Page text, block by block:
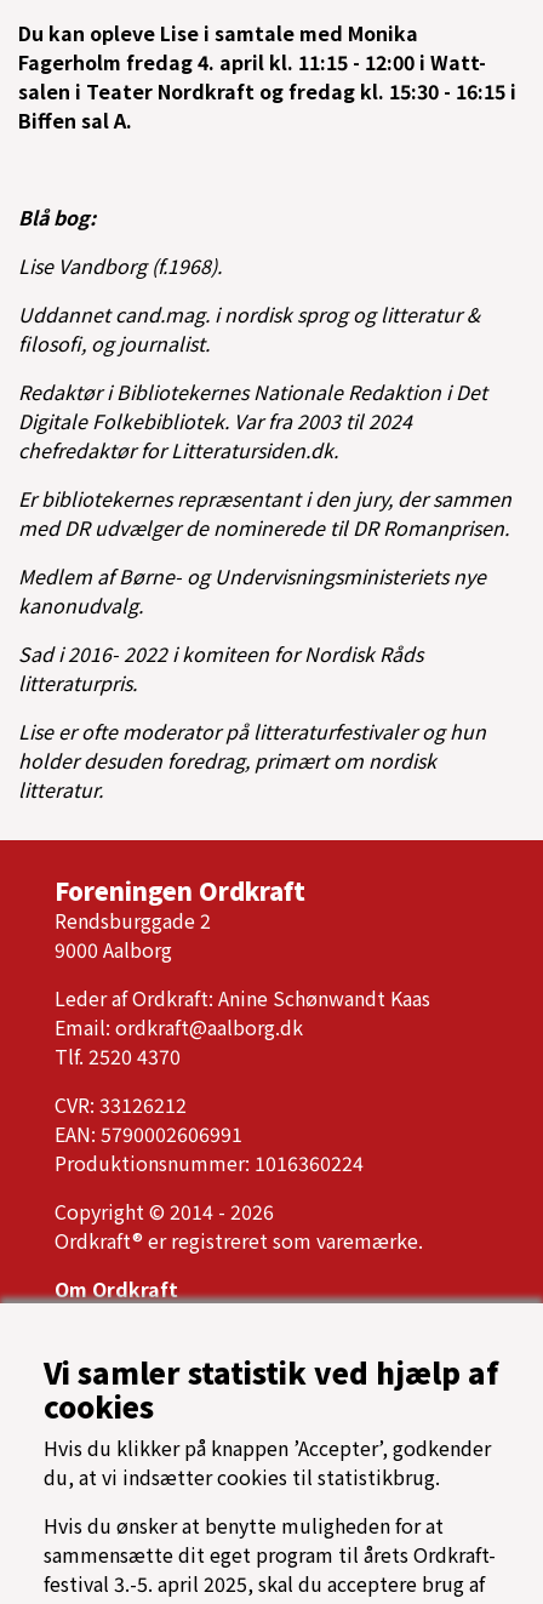
Du kan opleve Lise i samtale med Monika
Fagerholm fredag 4. april kl. 11:15 - 12:00 i Watt-
salen i Teater Nordkraft og fredag kl. 15:30 - 16:15 i
Biffen sal A.
Blå bog:
Lise Vandborg (f.1968).
Uddannet cand.mag. i nordisk sprog og litteratur &
filosofi, og journalist.
Redaktør i Bibliotekernes Nationale Redaktion i Det
Digitale Folkebibliotek. Var fra 2003 til 2024
chefredaktør for Litteratursiden.dk.
Er bibliotekernes repræsentant i den jury, der sammen
med DR udvælger de nominerede til DR Romanprisen.
Medlem af Børne- og Undervisningsministeriets nye
kanonudvalg.
Sad i 2016- 2022 i komiteen for Nordisk Råds
litteraturpris.
Lise er ofte moderator på litteraturfestivaler og hun
holder desuden foredrag, primært om nordisk
litteratur.
Foreningen Ordkraft
Rendsburggade 2
9000 Aalborg
Leder af Ordkraft: Anine Schønwandt Kaas
Email: ordkraft@aalborg.dk
Tlf. 2520 4370
CVR: 33126212
EAN: 5790002606991
Produktionsnummer: 1016360224
Copyright © 2014 - 2026
Ordkraft® er registreret som varemærke.
Om Ordkraft
Presse
Samarbejdspartnere
Tilgængelighed
Oftest stillede spørgsmål
Cookiespolitik
Programarkiv
→ Find vej til Nordkraft
Vi samler statistik ved hjælp af
cookies
Hvis du klikker på knappen ’Accepter’, godkender
du, at vi indsætter cookies til statistikbrug.
Hvis du ønsker at benytte muligheden for at
sammensætte dit eget program til årets Ordkraft-
festival 3.-5. april 2025, skal du acceptere brug af